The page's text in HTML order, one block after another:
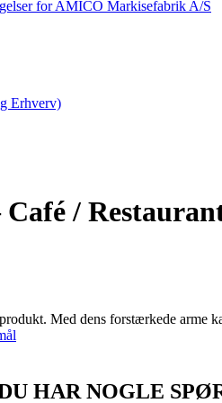
for AMICO Markisefabrik A/S
Erhverv)
/
Med dens forstærkede arme
HAR NOGLE